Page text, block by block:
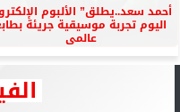
أحمد سعد..يطلق” الألبوم
اليوم تجربة موسيقية جريئة
عالمى